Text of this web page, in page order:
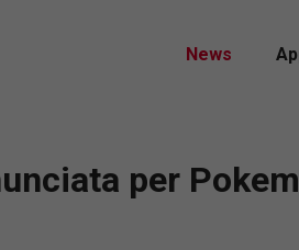
News
per